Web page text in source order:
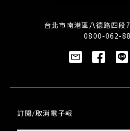
台北市南港區八德路四
0800-062-
訂閱/取消電子報